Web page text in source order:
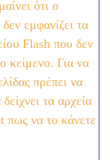
ότι ο
εμφανίζει τα
Flash που δεν
κείμενο. Για να
πρέπει να
τα αρχεία
πως να το κάνετε